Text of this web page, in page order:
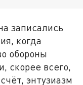
записались
когда
обороны
скорее всего,
энтузиазм